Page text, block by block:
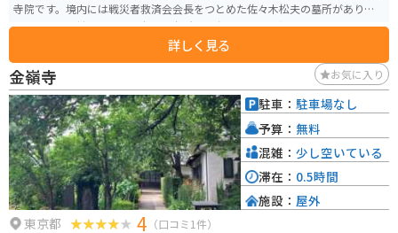
寺院です。境内には戦災者救済会会長をつとめた佐々木松夫の墓所がありま
す。山号は円妙山です。旧本山は本所法恩寺で、小西法縁に属します。見どこ
ろは、境内にある戦災者救済会会長の碑や、美しい庭園です。また、春には
桜が咲き誇り、四季折々の自然を楽しむことができます。
詳しく見る
金嶺寺 お気に入り
東京都 4 （口コミ1件）
駐車： 駐車場なし
予算： 無料
混雑： 少し空いている
滞在： 0.5時間
施設： 屋外